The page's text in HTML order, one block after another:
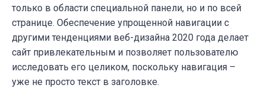
только в области специальной панели, но и по всей
странице. Обеспечение упрощенной навигации с
другими тенденциями веб-дизайна 2020 года делает
сайт привлекательным и позволяет пользователю
исследовать его целиком, поскольку навигация –
уже не просто текст в заголовке.